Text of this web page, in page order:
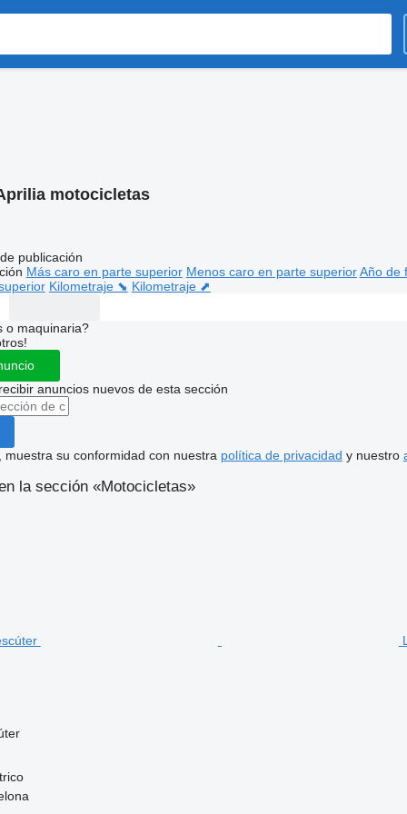
motocicletas
publicación
Más caro en parte superior Menos caro en parte superior Año de
Kilometraje ⬊ Kilometraje ⬈
o maquinaria?
anuncios nuevos de esta sección
muestra su conformidad con nuestra política de privacidad y nuestro
la sección «Motocicletas»